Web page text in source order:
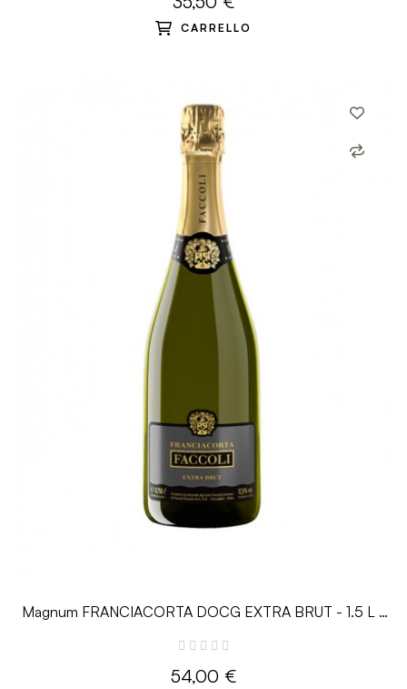
CARRELLO
Magnum FRANCIACORTA DOCG EXTRA BRUT - 1.5 L -
54,00 €